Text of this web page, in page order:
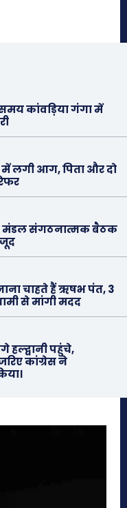
कांवड़िया गंगा में
लगी आग, पिता और दो
मंडल संगठनात्मक बैठक
चाहते हैं ऋषभ पंत, 3
से मांगी मदद
हल्द्वानी पहुंचे,
कांग्रेस ने